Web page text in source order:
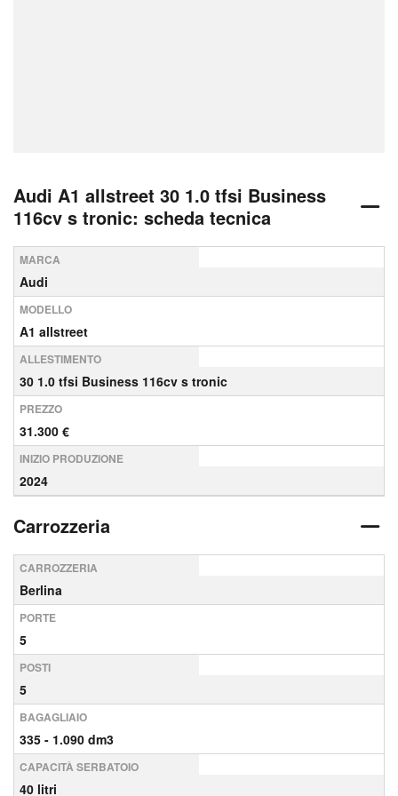
Audi A1 allstreet 30 1.0 tfsi Business
116cv s tronic: scheda tecnica
MARCA
Audi
MODELLO
A1 allstreet
ALLESTIMENTO
30 1.0 tfsi Business 116cv s tronic
PREZZO
31.300 €
INIZIO PRODUZIONE
2024
Carrozzeria
CARROZZERIA
Berlina
PORTE
5
POSTI
5
BAGAGLIAIO
335 - 1.090 dm3
CAPACITÀ SERBATOIO
40 litri